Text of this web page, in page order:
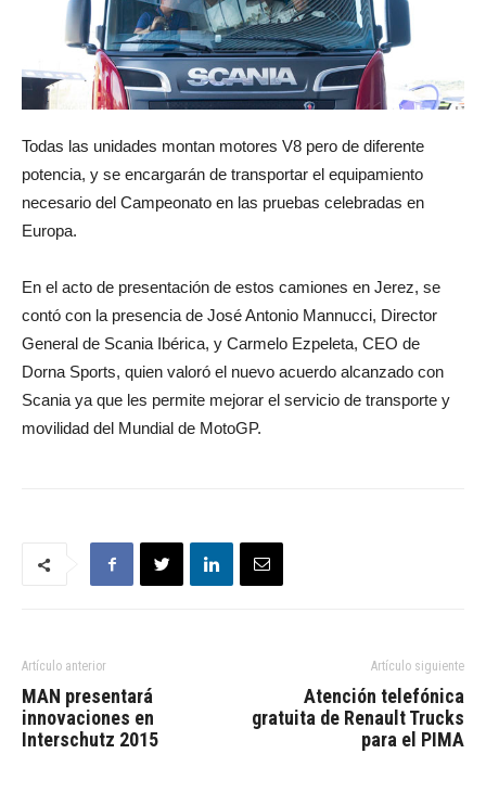
Todas las unidades montan motores V8 pero de diferente
potencia, y se encargarán de transportar el equipamiento
necesario del Campeonato en las pruebas celebradas en
Europa.
En el acto de presentación de estos camiones en Jerez, se
contó con la presencia de José Antonio Mannucci, Director
General de Scania Ibérica, y Carmelo Ezpeleta, CEO de
Dorna Sports, quien valoró el nuevo acuerdo alcanzado con
Scania ya que les permite mejorar el servicio de transporte y
movilidad del Mundial de MotoGP.
Artículo anterior
MAN presentará
innovaciones en
Interschutz 2015
Artículo siguiente
Atención telefónica
gratuita de Renault Trucks
para el PIMA